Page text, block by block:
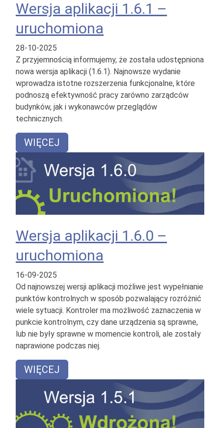
Wersja aplikacji 1.6.1 –
uruchomiona
28-10-2025
Z przyjemnością informujemy, że została udostępniona
nowa wersja aplikacji (1.6.1). Najnowsze wydanie
wprowadza istotne rozszerzenia funkcjonalne, które
podnoszą efektywność pracy zarówno zarządców
budynków, jak i wykonawców przeglądów
technicznych.
WIĘCEJ
Wersja aplikacji 1.6.0 –
uruchomiona
16-09-2025
Od najnowszej wersji aplikacji możliwe jest wypełnianie
punktów kontrolnych w sposób pozwalający rozróżnić
wiele sytuacji. Kontroler ma możliwość zaznaczenia w
punkcie kontrolnym, czy dane urządzenia są sprawne,
lub nie były sprawne w momencie kontroli, ale zostały
naprawione podczas niej.
WIĘCEJ